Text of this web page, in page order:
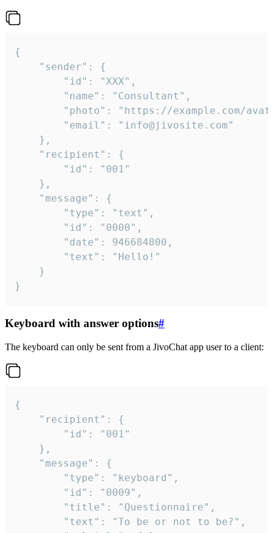
{
}
Keyboard with answer options#
The keyboard can only be sent from a JivoChat app user to a client:
{